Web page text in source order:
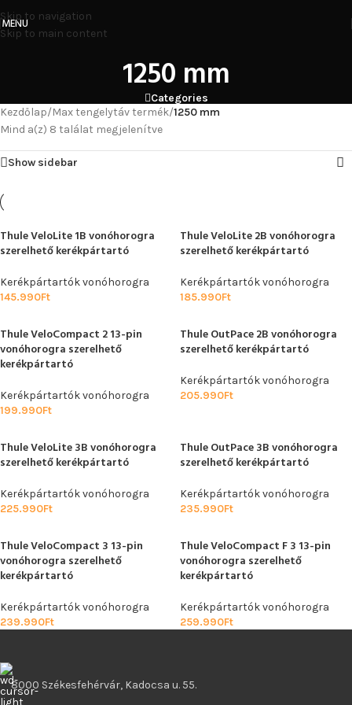
Skip to navigation
Skip to main content
MENU
1250 mm
Categories
Kezdőlap/Max tengelytáv termék/1250 mm
Mind a(z) 8 találat megjelenítve
Show sidebar
Thule VeloLite 1B vonóhorogra
szerelhető kerékpártartó
Kerékpártartók vonóhorogra
145.990Ft
Thule VeloLite 2B vonóhorogra
szerelhető kerékpártartó
Kerékpártartók vonóhorogra
185.990Ft
Thule VeloCompact 2 13-pin
vonóhorogra szerelhető
kerékpártartó
Kerékpártartók vonóhorogra
199.990Ft
Thule OutPace 2B vonóhorogra
szerelhető kerékpártartó
Kerékpártartók vonóhorogra
205.990Ft
Thule VeloLite 3B vonóhorogra
szerelhető kerékpártartó
Kerékpártartók vonóhorogra
225.990Ft
Thule OutPace 3B vonóhorogra
szerelhető kerékpártartó
Kerékpártartók vonóhorogra
235.990Ft
Thule VeloCompact 3 13-pin
vonóhorogra szerelhető
kerékpártartó
Kerékpártartók vonóhorogra
239.990Ft
Thule VeloCompact F 3 13-pin
vonóhorogra szerelhető
kerékpártartó
Kerékpártartók vonóhorogra
259.990Ft
8000 Székesfehérvár, Kadocsa u. 55.